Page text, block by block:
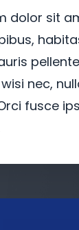
dolor sit
nec,
fusce